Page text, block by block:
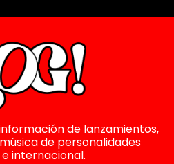
de lanzamientos,
de personalidades
internacional.